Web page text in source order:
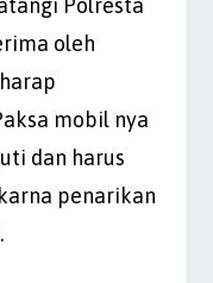
Polresta
oleh
mobil nya
dan harus
penarikan